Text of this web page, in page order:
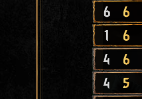
6 6
1 6
4 6
4 5